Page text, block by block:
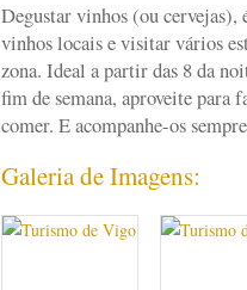
Degustar vinhos (ou cervejas),
vinhos locais e visitar vários
zona. Ideal a partir das 8 da
fim de semana, aproveite para
comer. E acompanhe-os
Galeria de Imagens: